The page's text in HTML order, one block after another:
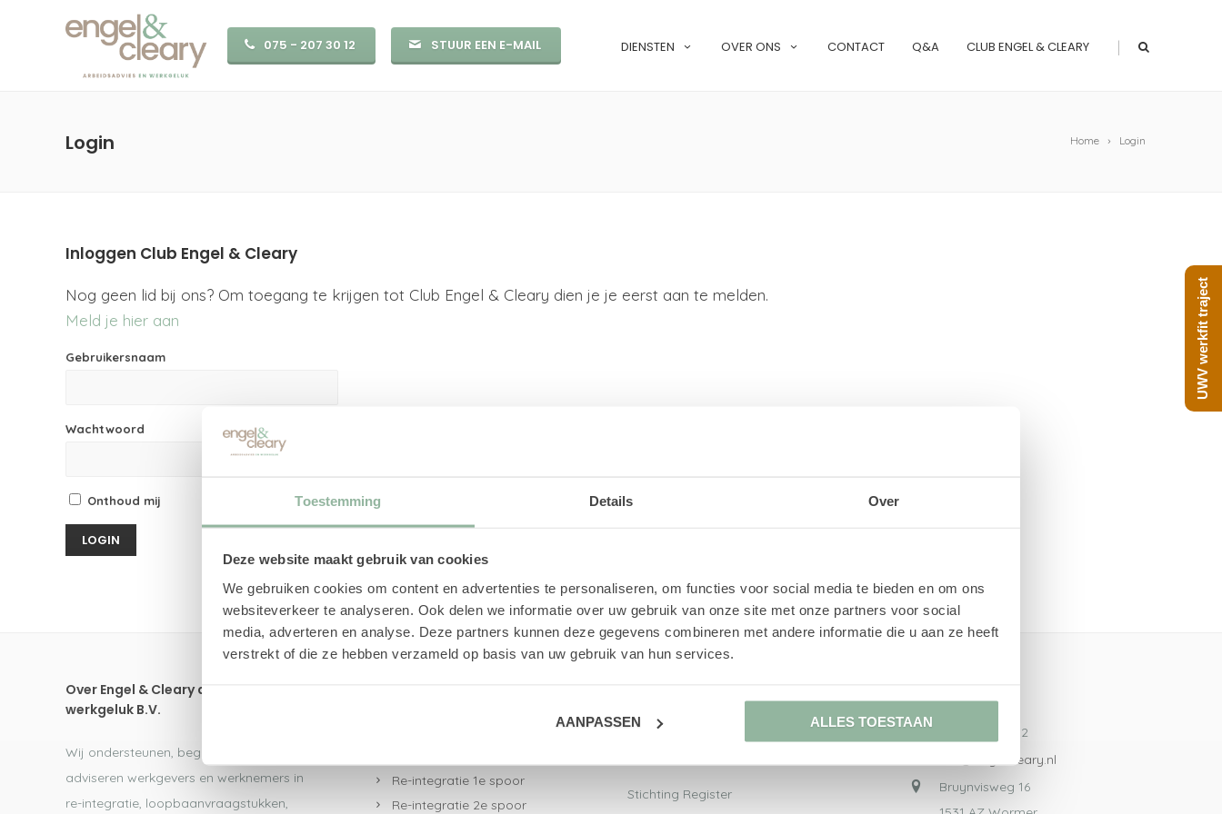
Toestemming Details Over
Deze website maakt gebruik van cookies
We gebruiken cookies om content en advertenties te personaliseren, om functies voor social media te bieden en om ons
websiteverkeer te analyseren. Ook delen we informatie over uw gebruik van onze site met onze partners voor social
media, adverteren en analyse. Deze partners kunnen deze gegevens combineren met andere informatie die u aan ze heeft
verstrekt of die ze hebben verzameld op basis van uw gebruik van hun services.
AANPASSEN ALLES TOESTAAN
075 - 207 30 12 STUUR EEN E-MAIL DIENSTEN OVER ONS CONTACT Q&A CLUB ENGEL & CLEARY |
Home Login
Login
Inloggen Club Engel & Cleary
Nog geen lid bij ons? Om toegang te krijgen tot Club Engel & Cleary dien je je eerst aan te melden.
Meld je hier aan
Gebruikersnaam
Wachtwoord
Onthoud mij
Over Engel & Cleary arbeidsadvies en
werkgeluk B.V.
Wij ondersteunen, begeleiden en
adviseren werkgevers en werknemers in
re-integratie, loopbaanvraagstukken,
Re-integratie 1e spoor
Re-integratie 2e spoor
Nederlandse Vereniging voor
Stichting Register
075 - 207 30 12
info@engelcleary.nl
Bruynvisweg 16
UWV werkfit traject